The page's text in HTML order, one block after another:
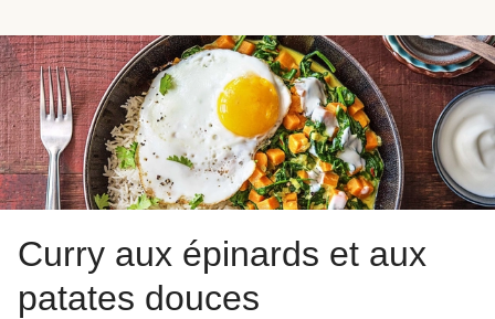
Curry aux épinards et aux
patates douces